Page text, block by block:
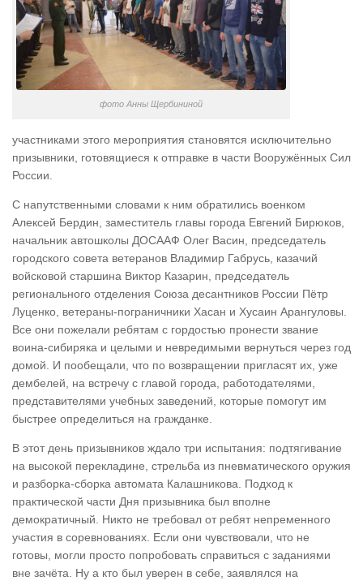
фото Анны Щербининой
участниками этого мероприятия становятся исключительно
призывники, готовящиеся к отправке в части Вооружённых Сил
России.
С напутственными словами к ним обратились военком
Алексей Бердин, заместитель главы города Евгений Бирюков,
начальник автошколы ДОСААФ Олег Васин, председатель
городского совета ветеранов Владимир Габрусь, казачий
войсковой старшина Виктор Казарин, председатель
регионального отделения Союза десантников России Пётр
Луценко, ветераны-пограничники Хасан и Хусаин Арангуловы.
Все они пожелали ребятам с гордостью пронести звание
воина-сибиряка и целыми и невредимыми вернуться через год
домой. И пообещали, что по возвращении пригласят их, уже
дембелей, на встречу с главой города, работодателями,
представителями учебных заведений, которые помогут им
быстрее определиться на гражданке.
В этот день призывников ждало три испытания: подтягивание
на высокой перекладине, стрельба из пневматического оружия
и разборка-сборка автомата Калашникова. Подход к
практической части Дня призывника был вполне
демократичный. Никто не требовал от ребят непременного
участия в соревнованиях. Если они чувствовали, что не
готовы, могли просто попробовать справиться с заданиями
вне зачёта. Ну а кто был уверен в себе, заявлялся на